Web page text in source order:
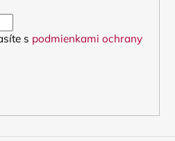
s podmienkami ochrany